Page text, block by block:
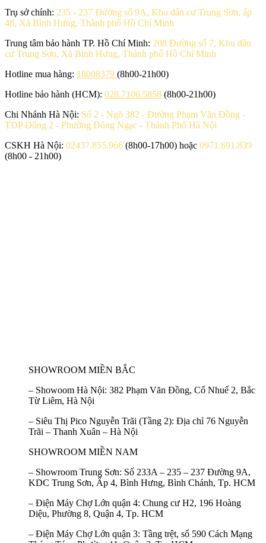
Trụ sở chính: 235 - 237 Đường số 9A, Khu dân cư Trung Sơn, ấp
48, Xã Bình Hưng, Thành phố Hồ Chí Minh
Trung tâm bảo hành TP. Hồ Chí Minh: 208 Đường số 7, Khu dân
cư Trung Sơn, Xã Bình Hưng, Thành phố Hồ Chí Minh
Hotline mua hàng: 18008379 (8h00-21h00)
Hotline bảo hành (HCM): 028.7106.5858 (8h00-21h00)
Chi Nhánh Hà Nội: Số 2 - Ngõ 382 - Đường Phạm Văn Đồng -
TDP Đống 2 - Phường Đông Ngạc - Thành Phố Hà Nội
CSKH Hà Nội: 02437.855.966 (8h00-17h00) hoặc 0971.691.839
(8h00 - 21h00)
SHOWROOM MIỀN BẮC
– Showoom Hà Nội: 382 Phạm Văn Đồng, Cổ Nhuế 2, Bắc
Từ Liêm, Hà Nội
– Siêu Thị Pico Nguyễn Trãi (Tầng 2): Địa chỉ 76 Nguyễn
Trãi – Thanh Xuân – Hà Nội
SHOWROOM MIỀN NAM
– Showroom Trung Sơn: Số 233A – 235 – 237 Đường 9A,
KDC Trung Sơn, Ấp 4, Bình Hưng, Bình Chánh, Tp. HCM
– Điện Máy Chợ Lớn quận 4: Chung cư H2, 196 Hoàng
Diệu, Phường 8, Quận 4, Tp. HCM
– Điện Máy Chợ Lớn quận 3: Tầng trệt, số 590 Cách Mạng